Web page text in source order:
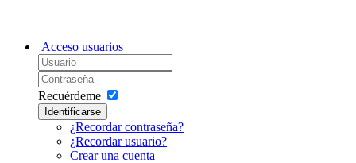
Acceso usuarios
Recuérdeme
Identificarse
¿Recordar contraseña?
¿Recordar usuario?
Crear una cuenta